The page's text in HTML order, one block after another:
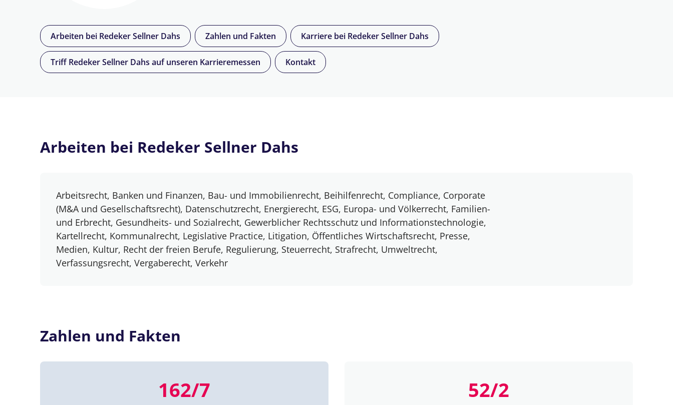
Arbeiten bei Redeker Sellner Dahs Zahlen und Fakten Karriere bei Redeker Sellner Dahs
Triff Redeker Sellner Dahs auf unseren Karrieremessen Kontakt
Arbeiten bei Redeker Sellner Dahs
Arbeitsrecht, Banken und Finanzen, Bau- und Immobilienrecht, Beihilfenrecht, Compliance, Corporate
(M&A und Gesellschaftsrecht), Datenschutzrecht, Energierecht, ESG, Europa- und Völkerrecht, Familien-
und Erbrecht, Gesundheits- und Sozialrecht, Gewerblicher Rechtsschutz und Informationstechnologie,
Kartellrecht, Kommunalrecht, Legislative Practice, Litigation, Öffentliches Wirtschaftsrecht, Presse,
Medien, Kultur, Recht der freien Berufe, Regulierung, Steuerrecht, Strafrecht, Umweltrecht,
Verfassungsrecht, Vergaberecht, Verkehr
Zahlen und Fakten
162/7 52/2